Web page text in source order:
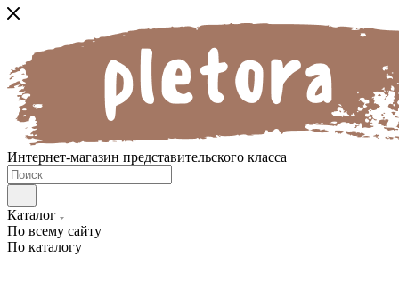
Интернет-магазин представительского класса
Каталог
По всему сайту
По каталогу